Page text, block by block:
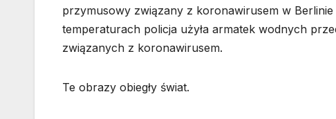
przymusowy związany z koronawirusem w Berlinie
temperaturach policja użyła armatek wodnych
związanych z koronawirusem.
Te obrazy obiegły świat.